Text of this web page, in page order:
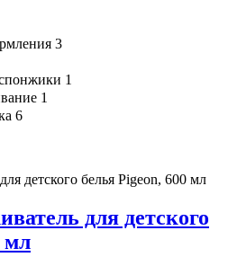
3
1
1
6
для детского
мл